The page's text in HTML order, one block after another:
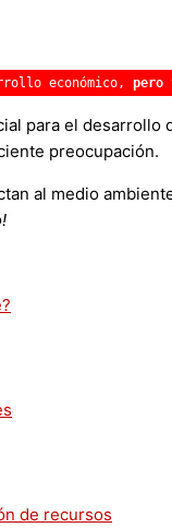
económico, pero
para el desarrollo
preocupación.
al medio
de recursos